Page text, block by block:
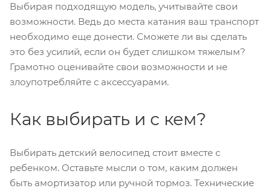
Выбирая подходящую модель, учитывайте свои
возможности. Ведь до места катания ваш транспорт
необходимо еще донести. Сможете ли вы сделать
это без усилий, если он будет слишком тяжелым?
Грамотно оценивайте свои возможности и не
злоупотребляйте с аксессуарами.
Как выбирать и с кем?
Выбирать детский велосипед стоит вместе с
ребенком. Оставьте мысли о том, каким должен
быть амортизатор или ручной тормоз. Технические